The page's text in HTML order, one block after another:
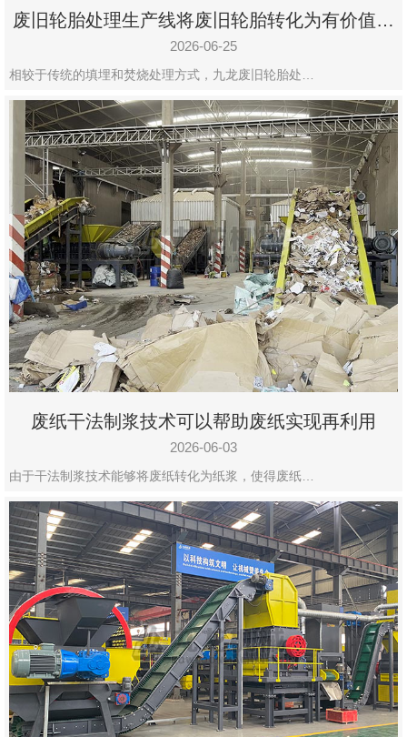
废旧轮胎处理生产线将废旧轮胎转化为有价值的
资源
2026-06-25
相较于传统的填埋和焚烧处理方式，九龙废旧轮胎处…
废纸干法制浆技术可以帮助废纸实现再利用
2026-06-03
由于干法制浆技术能够将废纸转化为纸浆，使得废纸…